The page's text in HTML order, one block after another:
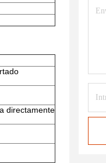
directamente